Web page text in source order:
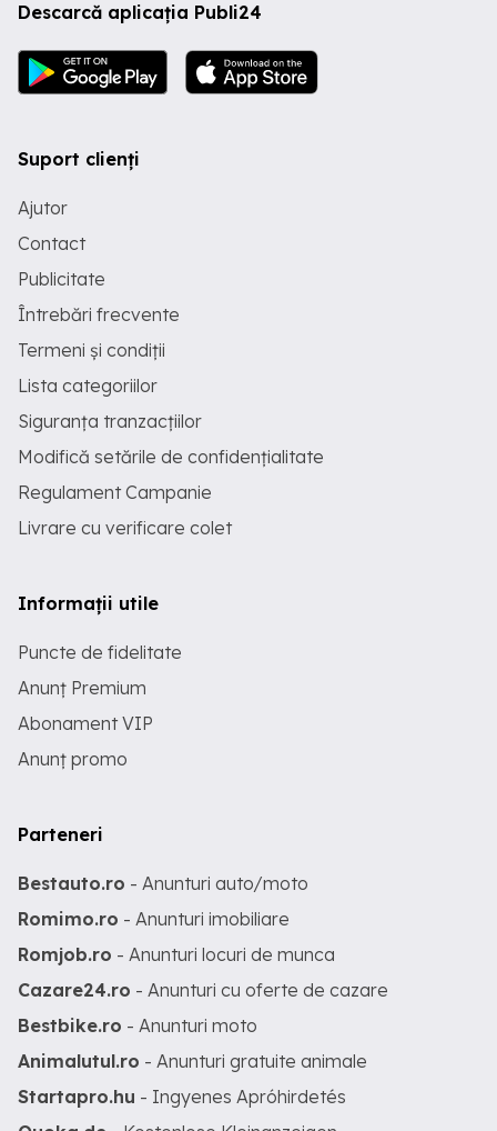
Descarcă aplicația Publi24
Suport clienți
Ajutor
Contact
Publicitate
Întrebări frecvente
Termeni și condiții
Lista categoriilor
Siguranța tranzacțiilor
Modifică setările de confidențialitate
Regulament Campanie
Livrare cu verificare colet
Informații utile
Puncte de fidelitate
Anunț Premium
Abonament VIP
Anunț promo
Parteneri
Bestauto.ro - Anunturi auto/moto
Romimo.ro - Anunturi imobiliare
Romjob.ro - Anunturi locuri de munca
Cazare24.ro - Anunturi cu oferte de cazare
Bestbike.ro - Anunturi moto
Animalutul.ro - Anunturi gratuite animale
Startapro.hu - Ingyenes Apróhirdetés